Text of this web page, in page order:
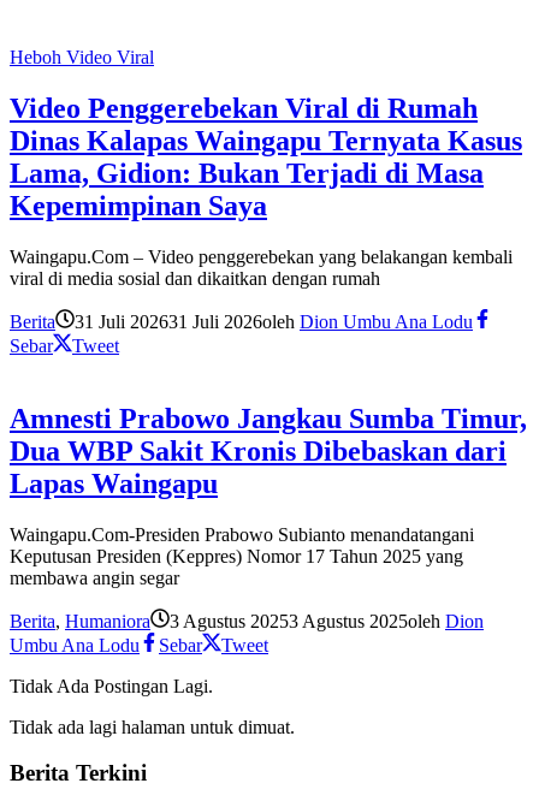
Heboh Video Viral
Video Penggerebekan Viral di Rumah
Dinas Kalapas Waingapu Ternyata Kasus
Lama, Gidion: Bukan Terjadi di Masa
Kepemimpinan Saya
Waingapu.Com – Video penggerebekan yang belakangan kembali
viral di media sosial dan dikaitkan dengan rumah
Berita 31 Juli 202631 Juli 2026oleh Dion Umbu Ana Lodu
Sebar
Tweet
Amnesti Prabowo Jangkau Sumba Timur,
Dua WBP Sakit Kronis Dibebaskan dari
Lapas Waingapu
Waingapu.Com-Presiden Prabowo Subianto menandatangani
Keputusan Presiden (Keppres) Nomor 17 Tahun 2025 yang
membawa angin segar
Berita, Humaniora 3 Agustus 20253 Agustus 2025oleh Dion
Umbu Ana Lodu
Sebar
Tweet
Tidak Ada Postingan Lagi.
Tidak ada lagi halaman untuk dimuat.
Berita Terkini